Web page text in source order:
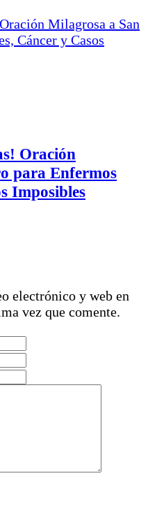
Oración
para Enfermos
Imposibles
electrónico y web en
vez que comente.